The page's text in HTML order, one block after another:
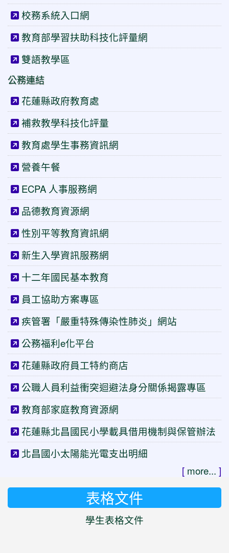
校務系統入口網
教育部學習扶助科技化評量網
雙語教學區
公務連結
花蓮縣政府教育處
補救教學科技化評量
教育處學生事務資訊網
營養午餐
ECPA 人事服務網
品德教育資源網
性別平等教育資訊網
新生入學資訊服務網
十二年國民基本教育
員工協助方案專區
疾管署「嚴重特殊傳染性肺炎」網站
公務福利e化平台
花蓮縣政府員工特約商店
公職人員利益衝突迴避法身分關係揭露專區
教育部家庭教育資源網
花蓮縣北昌國民小學載具借用機制與保管辦法
北昌國小太陽能光電支出明細
[ more... ]
表格文件
學生表格文件